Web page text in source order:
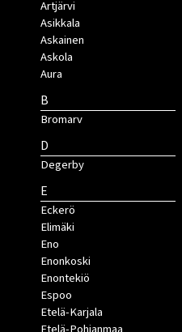
Artjärvi
Asikkala
Askainen
Askola
Aura
B
Bromarv
D
Degerby
E
Eckerö
Elimäki
Eno
Enonkoski
Enontekiö
Espoo
Etelä-Karjala